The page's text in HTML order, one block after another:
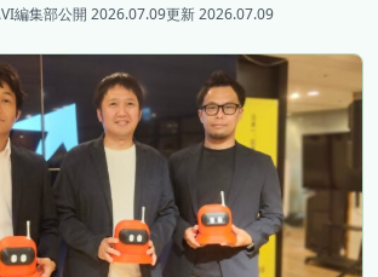
編集部公開 2026.07.09更新 2026.07.09